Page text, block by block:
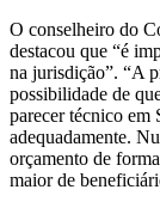
O conselheiro do
destacou que “é
na jurisdição”. “A
possibilidade de
parecer técnico em
adequadamente.
orçamento de
maior de